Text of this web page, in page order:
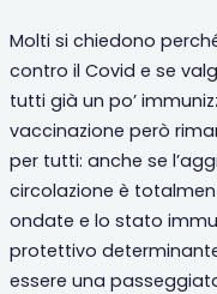
Molti si chiedono
contro il Covid e se
tutti già un po’
vaccinazione però
per tutti: anche se
circolazione è
ondate e lo stato
protettivo
essere una